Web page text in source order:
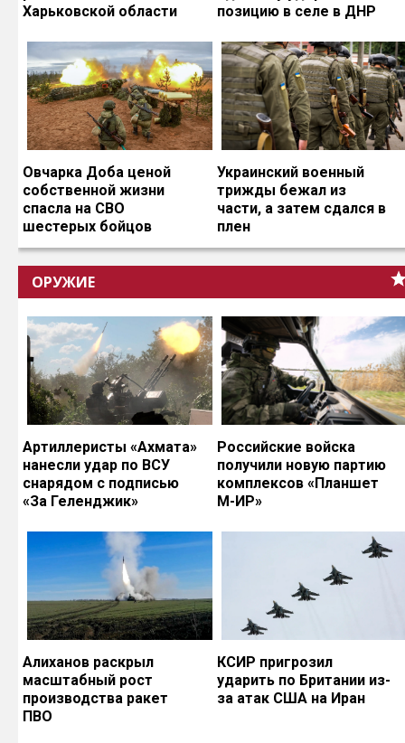
Харьковской области
позицию в селе в ДНР
Овчарка Доба ценой
собственной жизни
спасла на СВО
шестерых бойцов
Украинский военный
трижды бежал из
части, а затем сдался в
плен
ОРУЖИЕ
Артиллеристы «Ахмата»
нанесли удар по ВСУ
снарядом с подписью
«За Геленджик»
Российские войска
получили новую партию
комплексов «Планшет
М-ИР»
Алиханов раскрыл
масштабный рост
производства ракет
ПВО
КСИР пригрозил
ударить по Британии из-
за атак США на Иран